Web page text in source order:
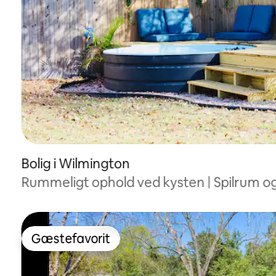
Bolig i Wilmington
Rummeligt ophold ved kysten | Spilrum
Gæstefavorit
Gæstefavorit